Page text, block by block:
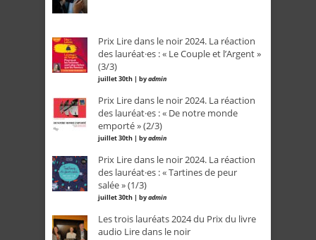
Prix Lire dans le noir 2024. La réaction
des lauréat·es : « Le Couple et l’Argent »
(3/3)
juillet 30th | byadmin
Prix Lire dans le noir 2024. La réaction
des lauréat·es : « De notre monde
emporté » (2/3)
juillet 30th | byadmin
Prix Lire dans le noir 2024. La réaction
des lauréat·es : « Tartines de peur
salée » (1/3)
juillet 30th | byadmin
Les trois lauréats 2024 du Prix du livre
audio Lire dans le noir